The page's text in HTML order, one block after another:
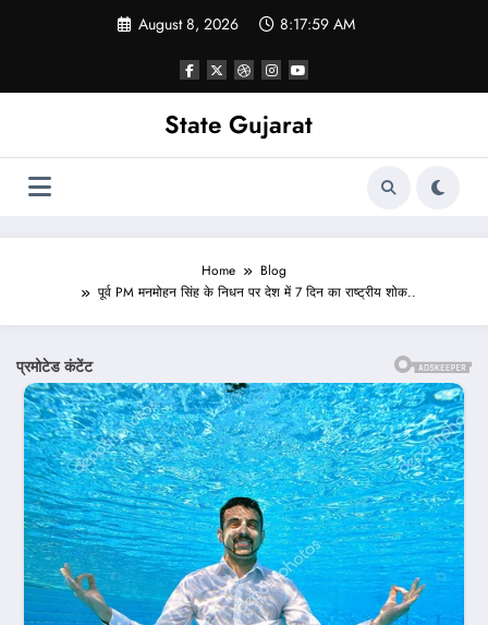
August 8, 2026 8:18:01 AM
State Gujarat
Home
Blog
पूर्व PM मनमोहन सिंह के निधन पर देश में 7 दिन का राष्ट्रीय शोक..